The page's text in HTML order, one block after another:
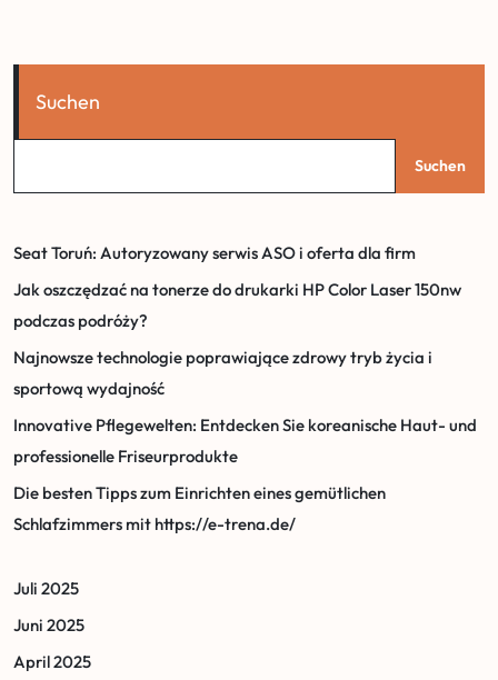
Suchen
Suchen
Seat Toruń: Autoryzowany serwis ASO i oferta dla firm
Jak oszczędzać na tonerze do drukarki HP Color Laser 150nw
podczas podróży?
Najnowsze technologie poprawiające zdrowy tryb życia i
sportową wydajność
Innovative Pflegewelten: Entdecken Sie koreanische Haut- und
professionelle Friseurprodukte
Die besten Tipps zum Einrichten eines gemütlichen
Schlafzimmers mit https://e-trena.de/
Juli 2025
Juni 2025
April 2025